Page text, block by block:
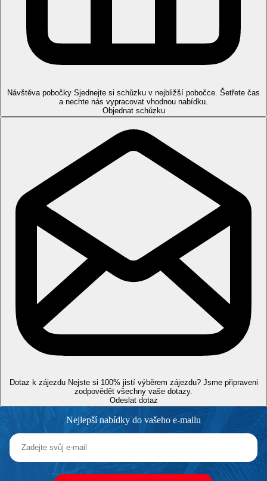
Karty
VISA, EC/MC.
Wellness
turecké lázně, emoční sprchy, masáže a procedury
společné prostory hotelu, pokoje
Oficiální kategorie
4 hvězdičky
Poznámka
Hotely v Itálii můžou vyžadovat koupací čepice v hotelových
bazénech.
Poplatek:
pobytová taxa 3 EUR/osoba od 13 let/noc, splatná na
místě v hotovosti.
Na vyžádání možnost bezlepkové stravy.
Vzdálenosti
Vzdálenost k pláži
11 km
Centrum města
60 km
Lehátka a slunečníky na pláži zdarma
Plážová dovolená
Návštěva pobočky Sjednejte si schůzku v nejbližší pobočce. Šetřete čas
a nechte nás vypracovat vhodnou nabídku.
Objednat schůzku
Dotaz k zájezdu Nejste si 100% jistí výběrem zájezdu? Jsme připraveni
zodpovědět všechny vaše dotazy.
Odeslat dotaz
Nejlepší nabídky do vašeho e-mailu